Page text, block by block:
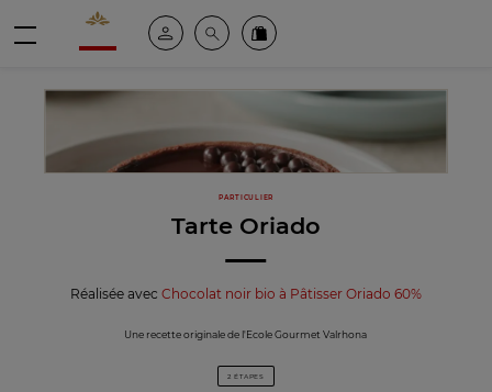
Valrhona - Imaginons le meilleur du chocolat
Espace clientRechercheCommandez en ligne
PARTICULIER
Tarte Oriado
Réalisée avec Chocolat noir bio à Pâtisser Oriado 60%
Une recette originale de l'Ecole Gourmet Valrhona
2 ÉTAPES